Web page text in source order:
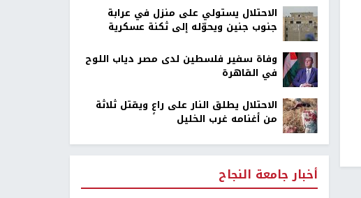
الاحتلال يستولي على منزل في عرابة
جنوب جنين ويحوّله إلى ثكنة عسكرية
وفاة سفير فلسطين لدى مصر دياب اللوح
في القاهرة
الاحتلال يطلق النار على راعٍ ويقتل ثلاثة
من أغنامه غرب الخليل
أخبار جامعة النجاح